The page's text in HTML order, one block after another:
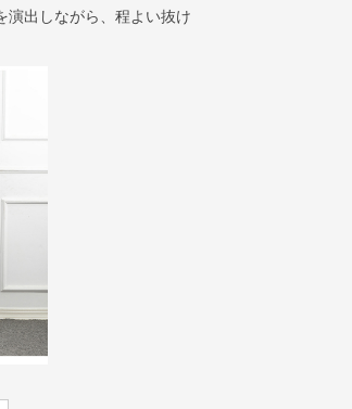
演出しながら、程よい抜け